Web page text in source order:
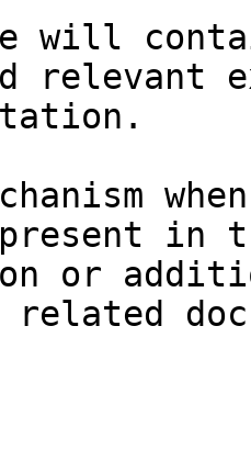
will
relevant
in
or